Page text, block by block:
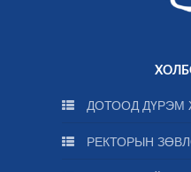
ДОТООД ДҮРЭМ
РЕКТОРЫН